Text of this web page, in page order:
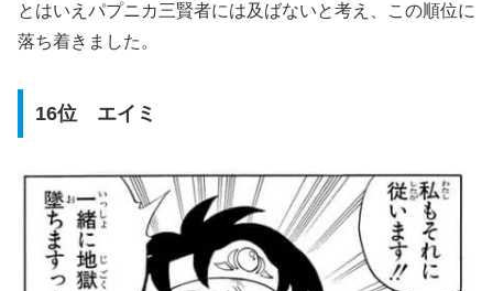
とはいえパプニカ三賢者には及ばないと考え、この順位に
落ち着きました。
16位 エイミ